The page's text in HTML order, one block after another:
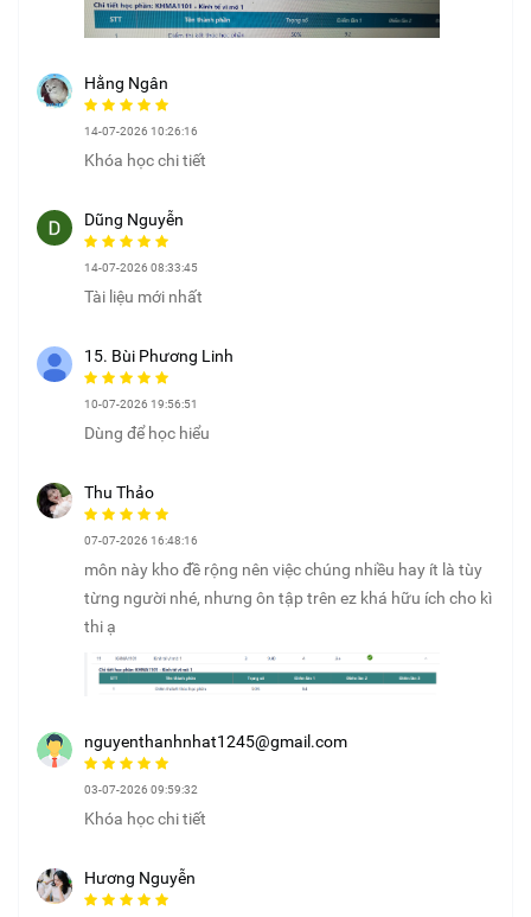
Hằng Ngân
14-07-2026 10:26:16
Khóa học chi tiết
Dũng Nguyễn
14-07-2026 08:33:45
Tài liệu mới nhất
15. Bùi Phương Linh
10-07-2026 19:56:51
Dùng để học hiểu
Thu Thảo
07-07-2026 16:48:16
môn này kho đề rộng nên việc chúng nhiều hay ít là tùy
từng người nhé, nhưng ôn tập trên ez khá hữu ích cho kì
thi ạ
nguyenthanhnhat1245@gmail.com
03-07-2026 09:59:32
Khóa học chi tiết
Hương Nguyễn